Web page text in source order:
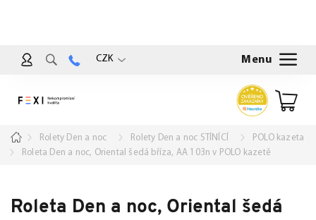
CZK
DomůRolety Den a noc Rolety Den a noc STÍNÍCÍ
POLO kazeta
Roleta Den a noc, Oriental šedá bříza, AA 103n v POLO kazetě
Roleta Den a noc, Oriental šedá